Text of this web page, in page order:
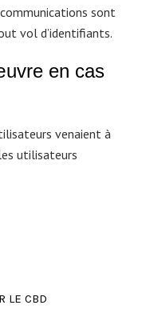
sont
vol d’identifiants.
uvre en cas
venaient à
utilisateurs
LE CBD